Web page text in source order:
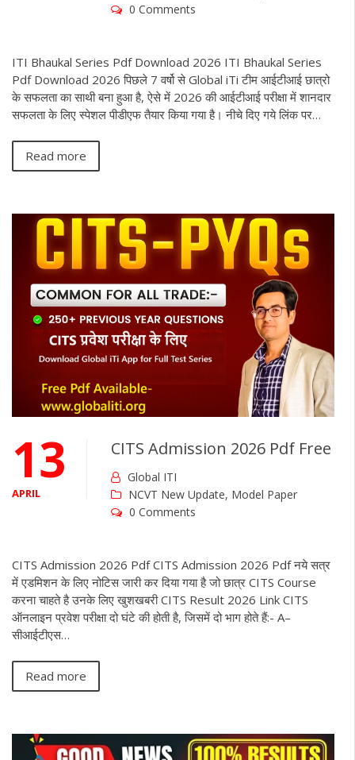
0 Comments
ITI Bhaukal Series Pdf Download 2026 ITI Bhaukal Series
Pdf Download 2026 पिछले 7 वर्षो से Global iTi टीम आईटीआई छात्रो
के सफलता का साथी बना हुआ है, ऐसे में 2026 की आईटीआई परीक्षा में शानदार
सफलता के लिए स्पेशल पीडीएफ तैयार किया गया है। नीचे दिए गये लिंक पर…
Read more
13
APRIL
CITS Admission 2026 Pdf Free
Global ITI
NCVT New Update, Model Paper
0 Comments
CITS Admission 2026 Pdf CITS Admission 2026 Pdf नये सत्र
में एडमिशन के लिए नोटिस जारी कर दिया गया है जो छात्र CITS Course
करना चाहते है उनके लिए खुशखबरी CITS Result 2026 Link CITS
ऑनलाइन प्रवेश परीक्षा दो घंटे की होती है, जिसमें दो भाग होते हैं:- A–
सीआईटीएस…
Read more